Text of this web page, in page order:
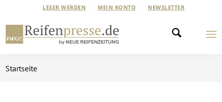
LESER WERDEN MEIN KONTO NEWSLETTER
Startseite